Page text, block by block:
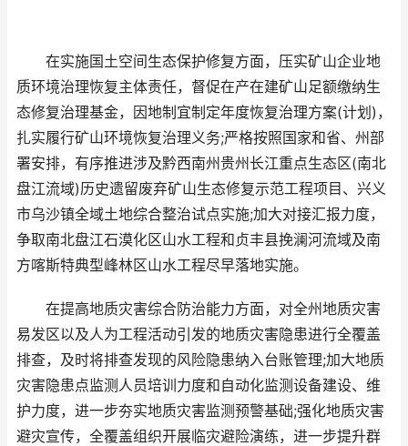
在实施国土空间生态保护修复方面，压实矿山企业地
质环境治理恢复主体责任，督促在产在建矿山足额缴纳生
态修复治理基金，因地制宜制定年度恢复治理方案(计划)，
扎实履行矿山环境恢复治理义务;严格按照国家和省、州部
署安排，有序推进涉及黔西南州贵州长江重点生态区(南北
盘江流域)历史遗留废弃矿山生态修复示范工程项目、兴义
市乌沙镇全域土地综合整治试点实施;加大对接汇报力度，
争取南北盘江石漠化区山水工程和贞丰县挽澜河流域及南
方喀斯特典型峰林区山水工程尽早落地实施。
在提高地质灾害综合防治能力方面，对全州地质灾害
易发区以及人为工程活动引发的地质灾害隐患进行全覆盖
排查，及时将排查发现的风险隐患纳入台账管理;加大地质
灾害隐患点监测人员培训力度和自动化监测设备建设、维
护力度，进一步夯实地质灾害监测预警基础;强化地质灾害
避灾宣传，全覆盖组织开展临灾避险演练，进一步提升群